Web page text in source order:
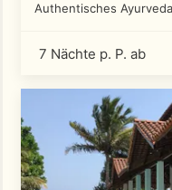
Authentisches
7 Nächte p. P. ab